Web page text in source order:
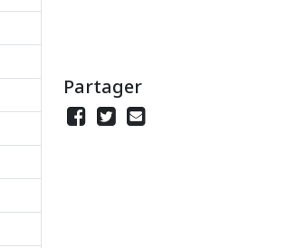
Partager